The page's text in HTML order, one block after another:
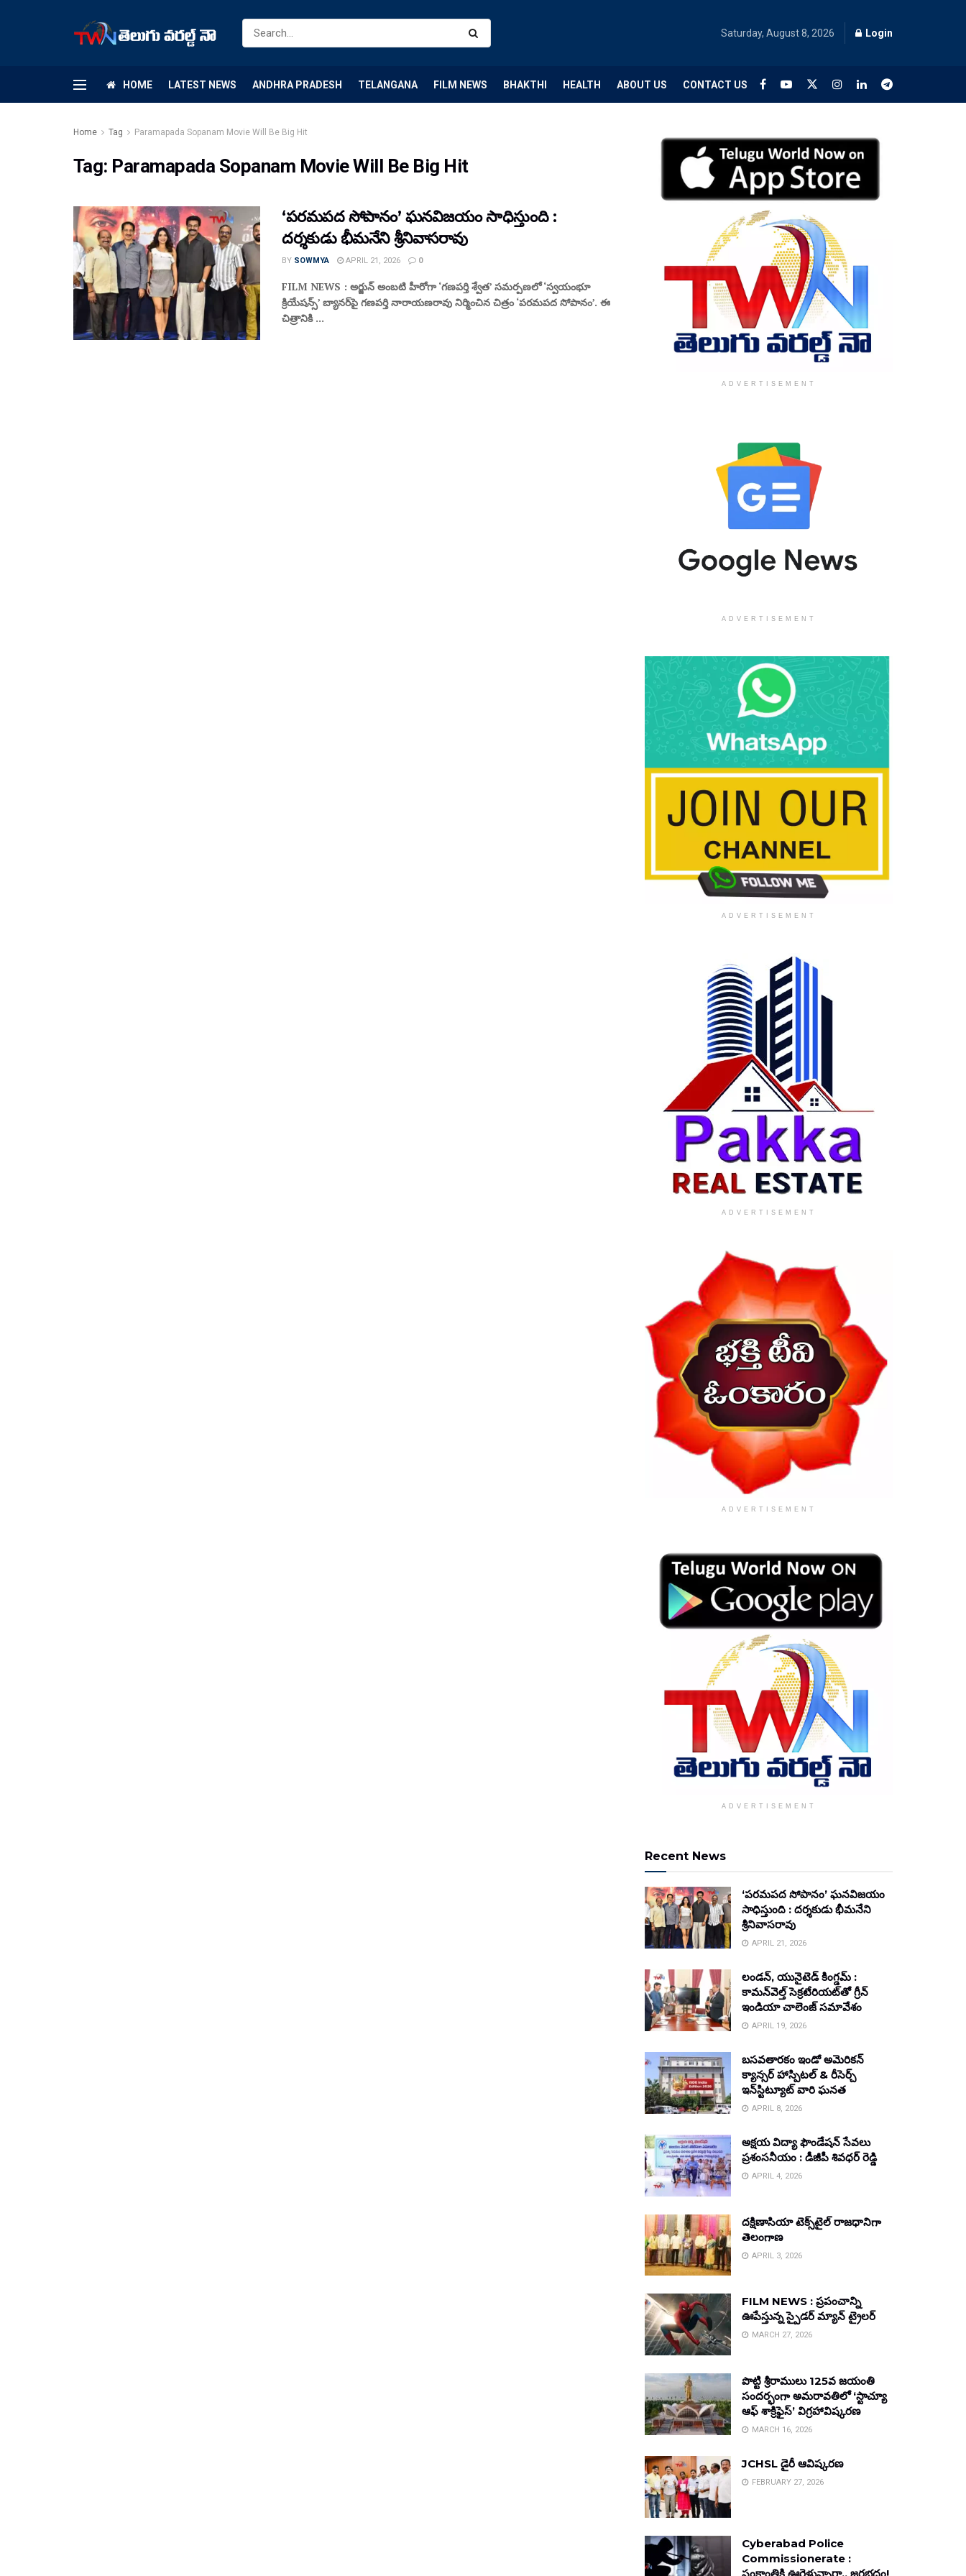
Saturday, August 8, 2026 Login
HOME LATEST NEWS ANDHRA PRADESH TELANGANA FILM NEWS BHAKTHI HEALTH ABOUT US CONTACT US
Home Tag Paramapada Sopanam Movie Will Be Big Hit
Tag: Paramapada Sopanam Movie Will Be Big Hit
‘పరమపద సోపానం’ ఘనవిజయం సాధిస్తుంది :
దర్శకుడు భీమనేని శ్రీనివాసరావు
BY SOWMYA APRIL 21, 2026 0
FILM NEWS : అర్జున్ అంబటి హీరోగా ‘గణపర్తి శ్వేత’ సమర్పణలో ‘స్వయంభూ
క్రియేషన్స్’ బ్యానర్‌పై గణపర్తి నారాయణరావు నిర్మించిన చిత్రం ‘పరమపద సోపానం’. ఈ
చిత్రానికి ...
ADVERTISEMENT
ADVERTISEMENT
ADVERTISEMENT
ADVERTISEMENT
ADVERTISEMENT
ADVERTISEMENT
Recent News
‘పరమపద సోపానం’ ఘనవిజయం
సాధిస్తుంది : దర్శకుడు భీమనేని
శ్రీనివాసరావు
APRIL 21, 2026
లండన్, యునైటెడ్ కింగ్డమ్ :
కామన్‌వెల్త్ సెక్రటేరియట్‌తో గ్రీన్
ఇండియా చాలెంజ్ సమావేశం
APRIL 19, 2026
బసవతారకం ఇండో అమెరికన్
క్యాన్సర్ హాస్పిటల్ & రీసెర్చ్
ఇన్‌స్టిట్యూట్ వారి ఘనత
APRIL 8, 2026
అక్షయ విద్యా ఫౌండేషన్ సేవలు
ప్రశంసనీయం : డీజీపీ శివధర్ రెడ్డి
APRIL 4, 2026
దక్షిణాసియా టెక్స్‌టైల్ రాజధానిగా
తెలంగాణ
APRIL 3, 2026
FILM NEWS : ప్రపంచాన్ని
ఊపేస్తున్న స్పైడర్ మ్యాన్ ట్రైలర్
MARCH 27, 2026
పొట్టి శ్రీరాములు 125వ జయంతి
సందర్భంగా అమరావతిలో ‘స్టాచ్యూ
ఆఫ్ శాక్రిఫైస్’ విగ్రహావిష్కరణ
MARCH 16, 2026
JCHSL డైరీ ఆవిష్కరణ
FEBRUARY 27, 2026
Cyberabad Police
Commissionerate :